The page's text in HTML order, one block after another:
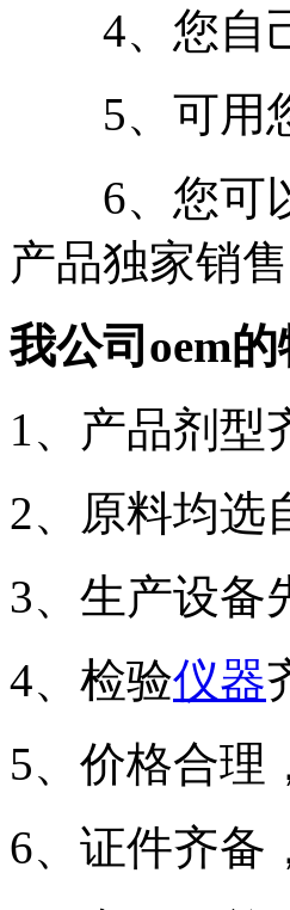
4、您自
5、可用
6、您可
产品独家销售
我公司 oem
1、产品剂型
2、原料均选
3、生产设备
4、检验仪器
5、价格合理
6、证件齐备